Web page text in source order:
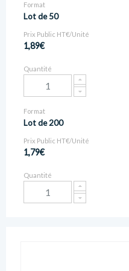
Format
Lot de 50
Prix Public HT€/Unité
1,89€
Quantité
Format
Lot de 200
Prix Public HT€/Unité
1,79€
Quantité